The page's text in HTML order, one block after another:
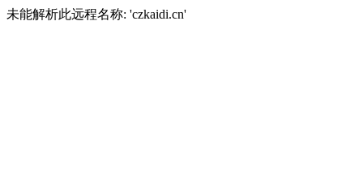
未能解析此远程名称: 'czkaidi.cn'